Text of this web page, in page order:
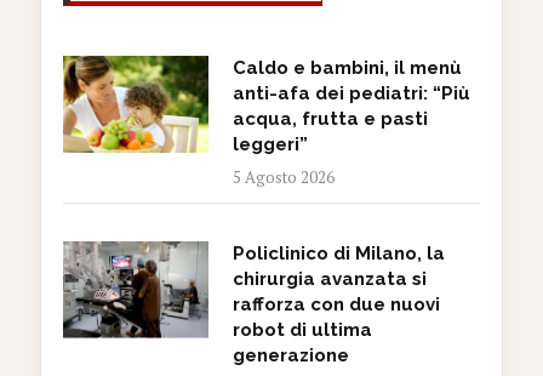
Caldo e bambini, il menù
anti-afa dei pediatri: “Più
acqua, frutta e pasti
leggeri”
5 Agosto 2026
Policlinico di Milano, la
chirurgia avanzata si
rafforza con due nuovi
robot di ultima
generazione